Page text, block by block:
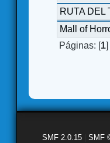
RUTA DEL
Mall of
Páginas: [1]
SMF 2.0.15 SMF